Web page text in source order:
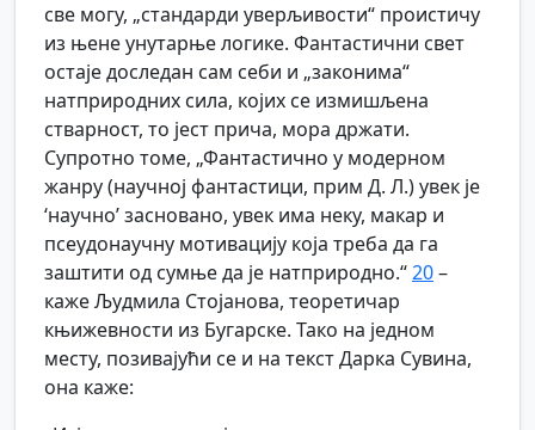
све могу, „стандарди уверљивости“ проистичу
из њене унутарње логике. Фантастични свет
остаје доследан сам себи и „законима“
натприродних сила, којих се измишљена
стварност, то јест прича, мора држати.
Супротно томе, „Фантастично у модерном
жанру (научној фантастици, прим Д. Л.) увек је
‘научно’ засновано, увек има неку, макар и
псеудонаучну мотивацију која треба да га
заштити од сумње да је натприродно.“20–
каже Људмила Стојанова, теоретичар
књижевности из Бугарске. Тако на једном
месту, позивајући се и на текст Дарка Сувина,
она каже: